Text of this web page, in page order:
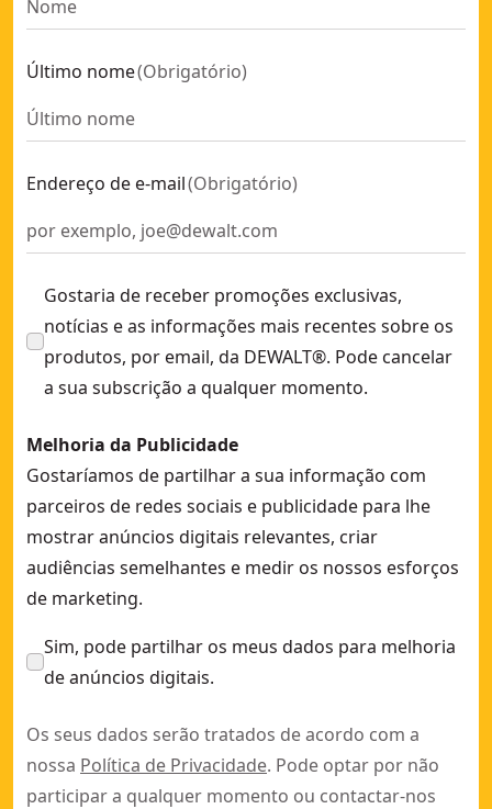
Bucha de Golpe DM-LIP-Pro M12 x 50- Aço Zincado- SKU:
Bucha de Golpe DM-Pro M12 x 50- Aço Zincado
Bucha de Golpe DM-Pro M16 x 65- Aço Zincado
Buchas para Betão
Último nome(Obrigatório)
Endereço de e-mail(Obrigatório)
Gostaria de receber promoções exclusivas,
notícias e as informações mais recentes sobre os
produtos, por email, da DEWALT®. Pode cancelar
a sua subscrição a qualquer momento.
Melhoria da Publicidade
Gostaríamos de partilhar a sua informação com
parceiros de redes sociais e publicidade para lhe
mostrar anúncios digitais relevantes, criar
audiências semelhantes e medir os nossos esforços
de marketing.
Sim, pode partilhar os meus dados para melhoria
de anúncios digitais.
Os seus dados serão tratados de acordo com a
nossa Política de Privacidade. Pode optar por não
participar a qualquer momento ou contactar-nos